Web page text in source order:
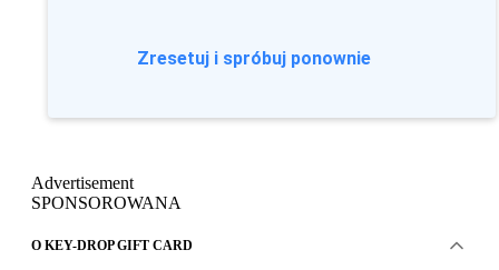
Zresetuj i spróbuj ponownie
Advertisement
SPONSOROWANA
O KEY-DROP GIFT CARD